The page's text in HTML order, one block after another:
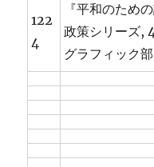
122
4
『平和のた
政策シリーズ,
グラフィック部